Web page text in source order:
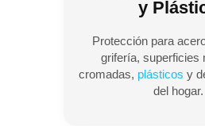
y
Protección para
grifería, superficies
cromadas, plásticos y
del hogar.